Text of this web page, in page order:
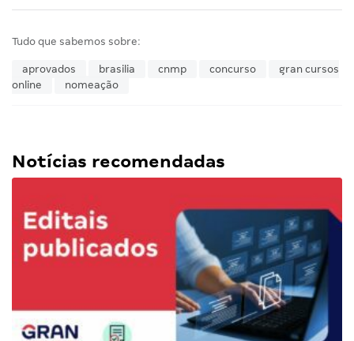
Tudo que sabemos sobre:
aprovados brasilia cnmp concurso
gran cursos
online
nomeação
Notícias recomendadas